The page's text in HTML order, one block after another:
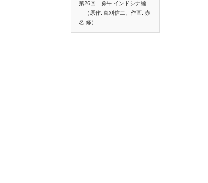
第26回「勇午 インドシナ編
」（原作: 真刈信二、作画: 赤
名 修） …